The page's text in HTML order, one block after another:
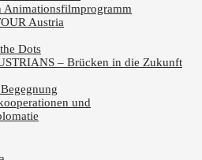
Animationsfilmprogramm
Austria
Dots
– Brücken in die Zukunft
und